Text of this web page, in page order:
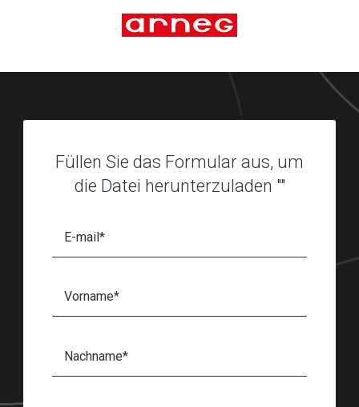
Füllen Sie das Formular aus, um
die Datei herunterzuladen ""